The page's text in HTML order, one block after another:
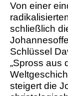
Von einer
schließlich
Schlüssel
„Spross aus
steigert die